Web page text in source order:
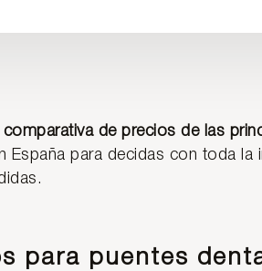
comparativa de precios de las
España para decidas con toda la
para puentes